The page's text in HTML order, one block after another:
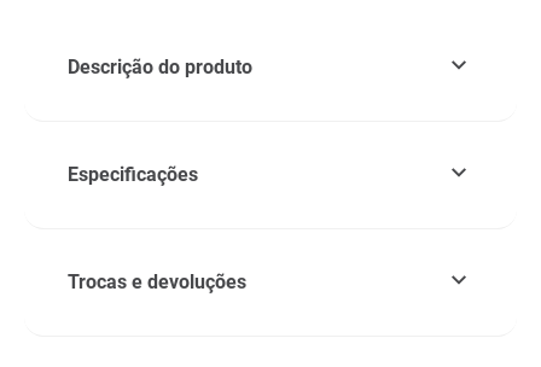
Descrição do produto
Especificações
Trocas e devoluções